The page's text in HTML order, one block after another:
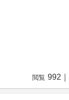
閲覧 992